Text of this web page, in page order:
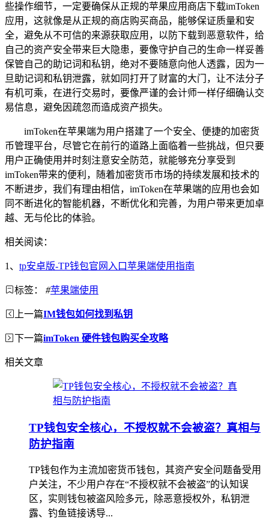
些操作细节，一定要确保从正规的苹果应用商店下载imToken
应用，这就像是从正规的商店购买商品，能够保证质量和安
全，避免从不可信的来源获取应用，以防下载到恶意软件，给
自己的资产安全带来巨大隐患，要像守护自己的生命一样妥善
保管自己的助记词和私钥，绝对不要随意向他人透露，因为一
旦助记词和私钥泄露，就如同打开了财富的大门，让不法分子
有机可乘，在进行交易时，要像严谨的会计师一样仔细确认交
易信息，避免因疏忽而造成资产损失。
imToken在苹果端为用户搭建了一个安全、便捷的加密货
币管理平台，尽管它在前行的道路上面临着一些挑战，但只要
用户正确使用并时刻注意安全防范，就能够充分享受到
imToken带来的便利，随着加密货币市场的持续发展和技术的
不断进步，我们有理由相信，imToken在苹果端的应用也会如
同不断进化的智能机器，不断优化和完善，为用户带来更加卓
越、无与伦比的体验。
相关阅读：
1、 tp安卓版-TP钱包官网入口苹果端使用指南
标签： #苹果端使用
上一篇IM钱包如何找到私钥
下一篇imToken 硬件钱包购买全攻略
相关文章
TP钱包安全核心，不授权就不会被盗？真相与
防护指南
TP钱包作为主流加密货币钱包，其资产安全问题备受用
户关注，不少用户存在“不授权就不会被盗”的认知误
区，实则钱包被盗风险多元，除恶意授权外，私钥泄
露、钓鱼链接诱导...